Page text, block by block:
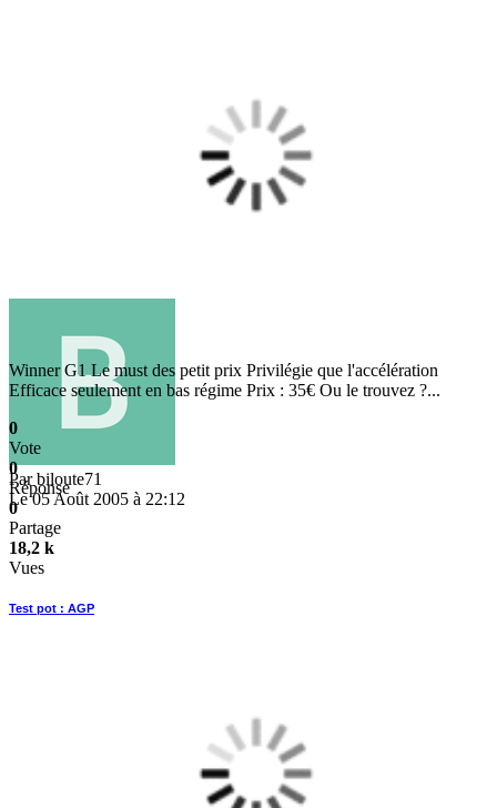
Parbiloute71
Le 05 Août 2005 à 22:12
Winner G1 Le must des petit prix Privilégie que l'accélération
Efficace seulement en bas régime Prix : 35€ Ou le trouvez ?...
0
Vote
0
Réponse
0
Partage
18,2 k
Vues
Test pot : AGP